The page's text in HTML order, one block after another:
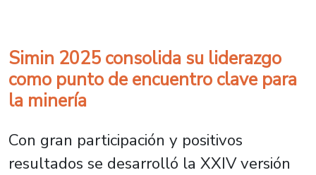
Simin 2025 consolida su liderazgo
como punto de encuentro clave para
la minería
Con gran participación y positivos
resultados se desarrolló la XXIV versión